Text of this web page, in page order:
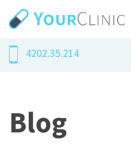
4202.35.214
Blog